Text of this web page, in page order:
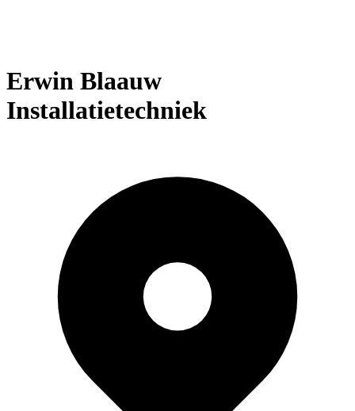
Erwin Blaauw
Installatietechniek